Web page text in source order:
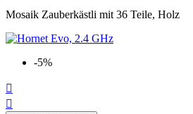
Mosaik Zauberkästli mit 36 Teile, Holz
-5%

